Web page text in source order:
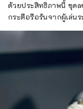
ด้วยประสิทธิภาพนี้ ชุดเ
กระตือรือร้นจากผู้เล่น